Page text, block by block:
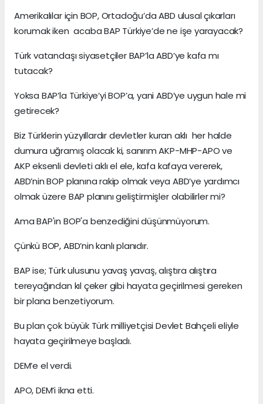
Amerikalılar için BOP, Ortadoğu’da ABD ulusal çıkarları
korumak iken acaba BAP Türkiye’de ne işe yarayacak?
Türk vatandaşı siyasetçiler BAP’la ABD’ye kafa mı
tutacak?
Yoksa BAP’la Türkiye’yi BOP’a, yani ABD’ye uygun hale mi
getirecek?
Biz Türklerin yüzyıllardır devletler kuran aklı her halde
dumura uğramış olacak ki, sanırım AKP-MHP-APO ve
AKP eksenli devleti aklı el ele, kafa kafaya vererek,
ABD’nin BOP planına rakip olmak veya ABD’ye yardımcı
olmak üzere BAP planını geliştirmişler olabilirler mi?
Ama BAP'ın BOP'a benzediğini düşünmüyorum.
Çünkü BOP, ABD’nin kanlı planıdır.
BAP ise; Türk ulusunu yavaş yavaş, alıştıra alıştıra
tereyağından kıl çeker gibi hayata geçirilmesi gereken
bir plana benzetiyorum.
Bu plan çok büyük Türk milliyetçisi Devlet Bahçeli eliyle
hayata geçirilmeye başladı.
DEM’e el verdi.
APO, DEM’i ikna etti.